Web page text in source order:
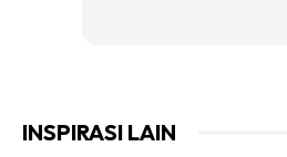
topsoil + pasir + sabut + tinja ayam
INSPIRASI LAIN